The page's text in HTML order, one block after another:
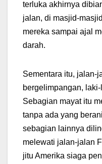
terluka akhirnya
jalan, di masjid-
mereka sampai ajal
darah.
Sementara itu, jalan-
bergelimpangan,
Sebagian mayat itu
tanpa ada yang
sebagian lainnya
melewati jalan-jalan
jitu Amerika siaga